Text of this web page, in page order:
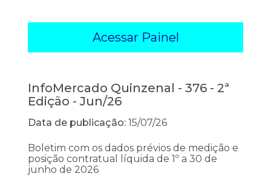
Acessar Painel
InfoMercado Quinzenal - 376 - 2ª
Edição - Jun/26
Data de publicação: 15/07/26
Boletim com os dados prévios de medição e
posição contratual líquida de 1º a 30 de
junho de 2026